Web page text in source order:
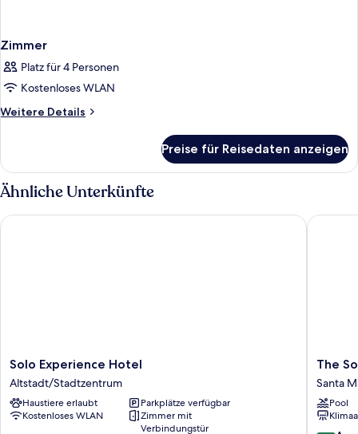
Zimmer
Platz für 4 Personen
Kostenloses WLAN
Weitere Details
Weitere
Preise für Reisedaten anzeigen
Ähnliche Unterkünfte
Solo
Experience
Hotel
Altstadt/Stadtzentrum
Solo Experience Hotel
Altstadt/Stadtzentrum
Haustiere erlaubt
Parkplätze verfügbar
Kostenloses WLAN
Zimmer mit
Verbindungstür
Solo Experience Hotel
The
Social
Hub
Florence
Belfiore
The
Santa
Pool
The